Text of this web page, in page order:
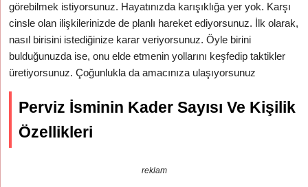
görebilmek istiyorsunuz. Hayatınızda karışıklığa yer yok. Karşı
cinsle olan ilişkilerinizde de planlı hareket ediyorsunuz. İlk olarak,
nasıl birisini istediğinize karar veriyorsunuz. Öyle birini
bulduğunuzda ise, onu elde etmenin yollarını keşfedip taktikler
üretiyorsunuz. Çoğunlukla da amacınıza ulaşıyorsunuz
Perviz İsminin Kader Sayısı Ve Kişilik
Özellikleri
reklam